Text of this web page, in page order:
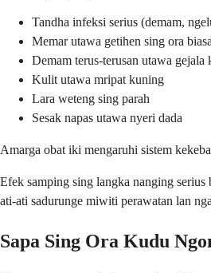
Tandha infeksi serius (demam,
Memar utawa getihen sing ora biasa
Demam terus-terusan utawa gejala
Kulit utawa mripat kuning
Lara weteng sing parah
Sesak napas utawa nyeri dada
Amarga obat iki mengaruhi sistem
Efek samping sing langka nanging
ati-ati sadurunge miwiti perawatan lan
Sapa Sing Ora Kudu